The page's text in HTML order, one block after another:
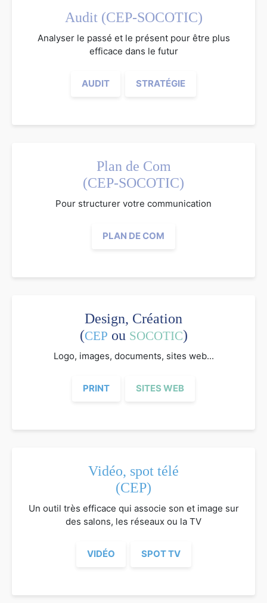
Audit (CEP-SOCOTIC)
Analyser le passé et le présent pour être plus
efficace dans le futur
AUDIT STRATÉGIE
Plan de Com
(CEP-SOCOTIC)
Pour structurer votre communication
PLAN DE COM
Design, Création
(CEP ou SOCOTIC)
Logo, images, documents, sites web...
PRINT SITES WEB
Vidéo, spot télé
(CEP)
Un outil très efficace qui associe son et image sur
des salons, les réseaux ou la TV
VIDÉO SPOT TV